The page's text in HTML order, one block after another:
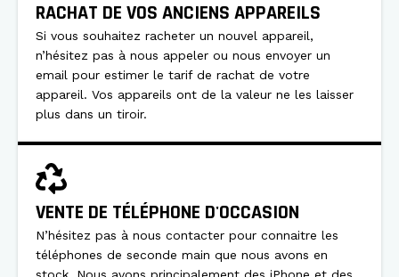
RACHAT DE VOS ANCIENS APPAREILS
Si vous souhaitez racheter un nouvel appareil,
n’hésitez pas à nous appeler ou nous envoyer un
email pour estimer le tarif de rachat de votre
appareil. Vos appareils ont de la valeur ne les laisser
plus dans un tiroir.
VENTE DE TÉLÉPHONE D'OCCASION
N’hésitez pas à nous contacter pour connaitre les
téléphones de seconde main que nous avons en